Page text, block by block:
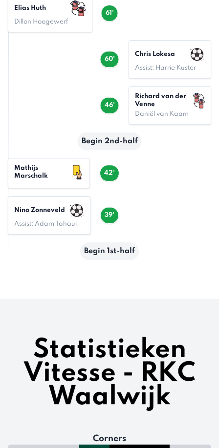
61'
Elias Huth
Dillon Hoogewerf
60'
Chris Lokesa
Assist: Harrie Kuster
46'
Richard van der
Venne
Daniël van Kaam
Begin 2nd-half
42'
Mathijs
Marschalk
39'
Nino Zonneveld
Assist: Adam Tahaui
Begin 1st-half
Statistieken
Vitesse - RKC
Waalwijk
Corners